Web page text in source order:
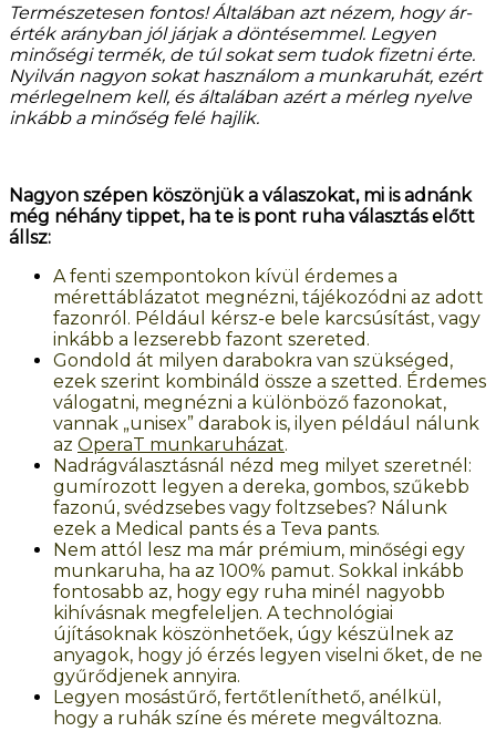
Természetesen fontos! Általában azt nézem, hogy ár-
érték arányban jól járjak a döntésemmel. Legyen
minőségi termék, de túl sokat sem tudok fizetni érte.
Nyilván nagyon sokat használom a munkaruhát, ezért
mérlegelnem kell, és általában azért a mérleg nyelve
inkább a minőség felé hajlik.
Nagyon szépen köszönjük a válaszokat, mi is adnánk
még néhány tippet, ha te is pont ruha választás előtt
állsz:
A fenti szempontokon kívül érdemes a
mérettáblázatot megnézni, tájékozódni az adott
fazonról. Például kérsz-e bele karcsúsítást, vagy
inkább a lezserebb fazont szereted.
Gondold át milyen darabokra van szükséged,
ezek szerint kombináld össze a szetted. Érdemes
válogatni, megnézni a különböző fazonokat,
vannak „unisex” darabok is, ilyen például nálunk
az OperaT munkaruházat.
Nadrágválasztásnál nézd meg milyet szeretnél:
gumírozott legyen a dereka, gombos, szűkebb
fazonú, svédzsebes vagy foltzsebes? Nálunk
ezek a Medical pants és a Teva pants.
Nem attól lesz ma már prémium, minőségi egy
munkaruha, ha az 100% pamut. Sokkal inkább
fontosabb az, hogy egy ruha minél nagyobb
kihívásnak megfeleljen. A technológiai
újításoknak köszönhetőek, úgy készülnek az
anyagok, hogy jó érzés legyen viselni őket, de ne
gyűrődjenek annyira.
Legyen mosástűrő, fertőtleníthető, anélkül,
hogy a ruhák színe és mérete megváltozna.